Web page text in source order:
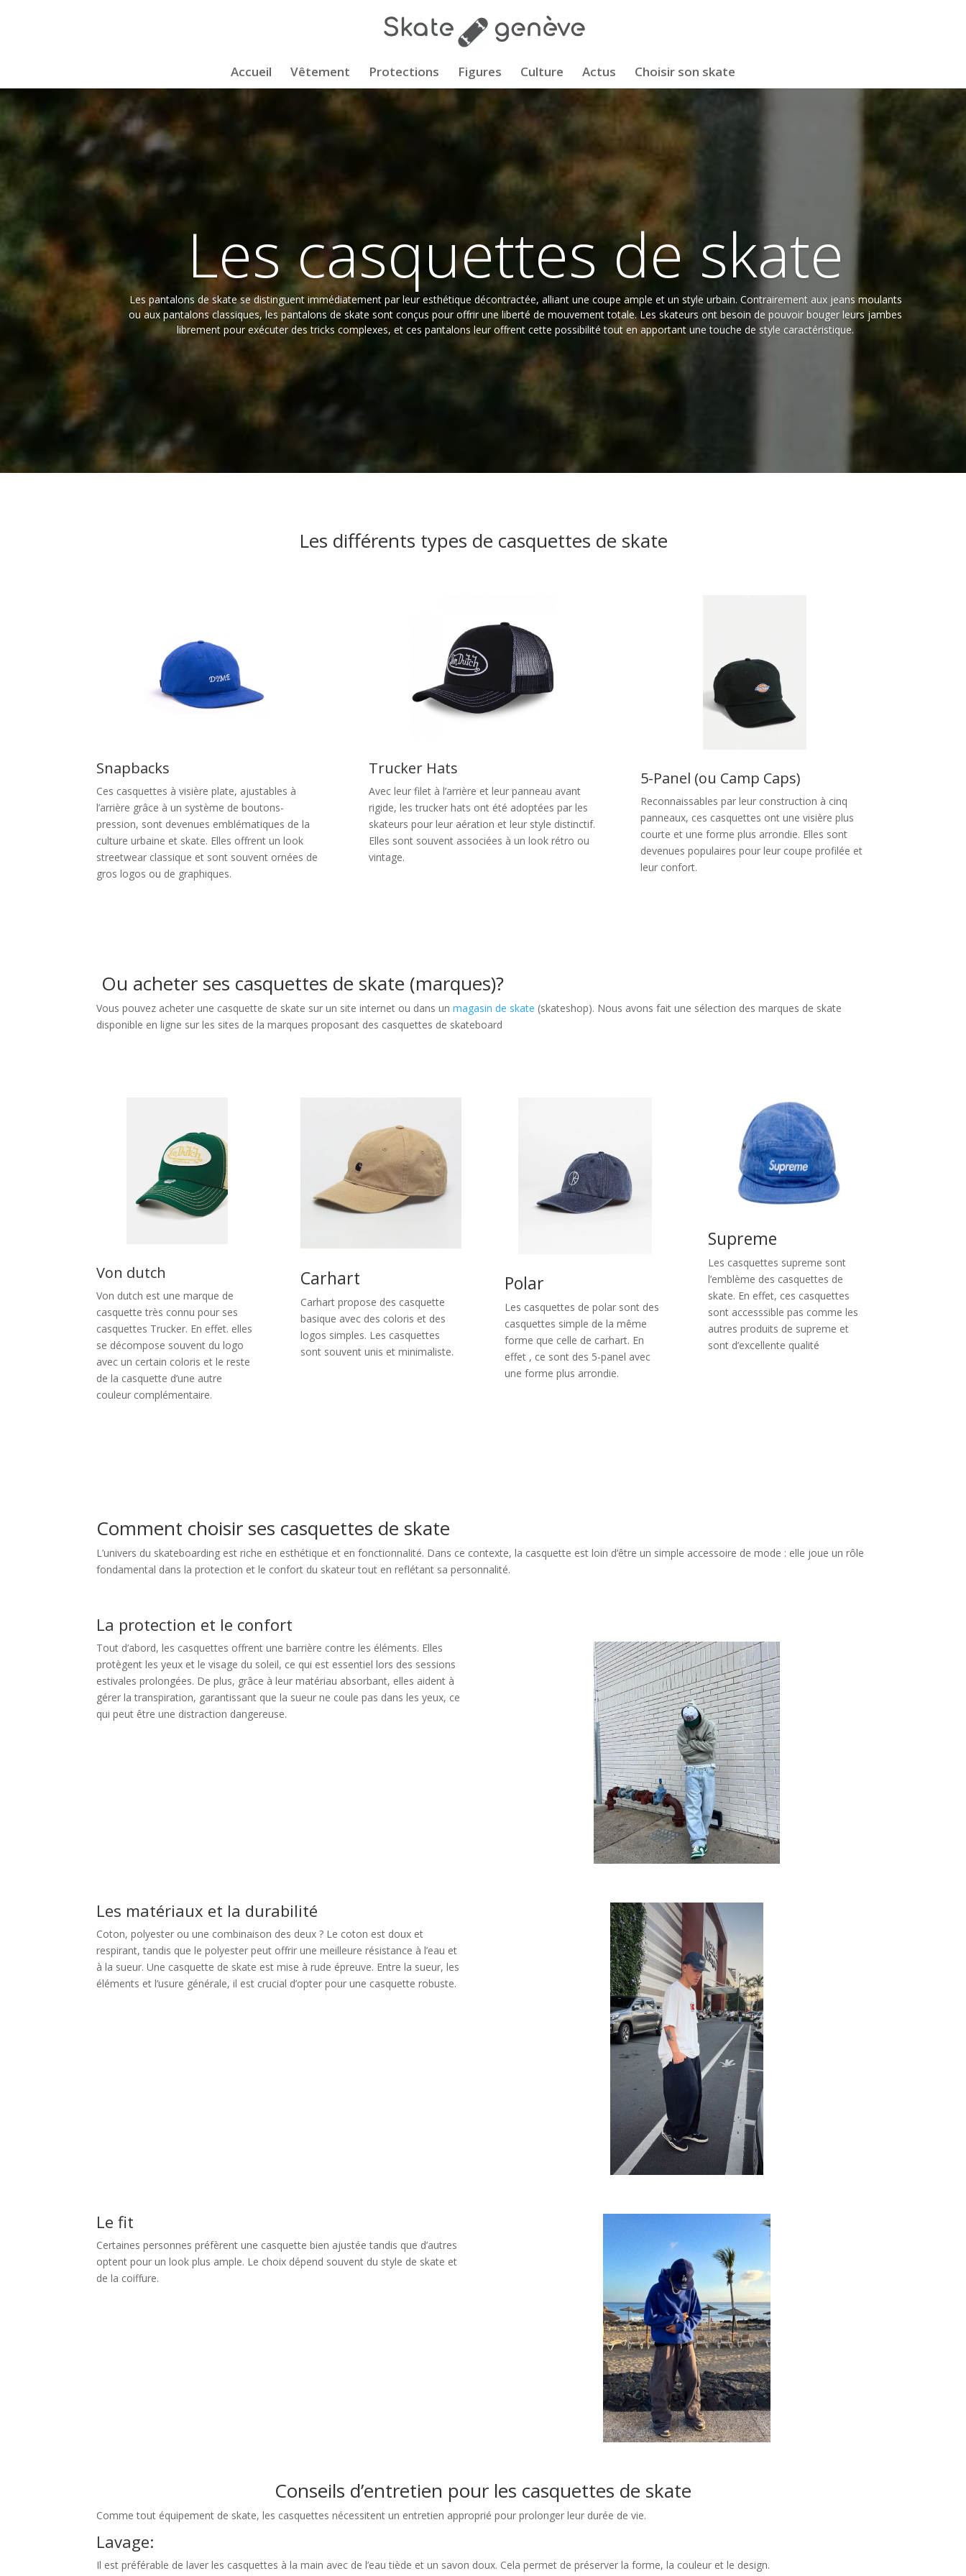
Accueil Vêtement Protections Figures Culture Actus Choisir son skate
Les casquettes de skate
Les pantalons de skate se distinguent immédiatement par leur esthétique décontractée, alliant une coupe ample et un style urbain. Contrairement aux jeans moulants
ou aux pantalons classiques, les pantalons de skate sont conçus pour offrir une liberté de mouvement totale. Les skateurs ont besoin de pouvoir bouger leurs jambes
librement pour exécuter des tricks complexes, et ces pantalons leur offrent cette possibilité tout en apportant une touche de style caractéristique.
Les différents types de casquettes de skate
Snapbacks
Ces casquettes à visière plate, ajustables à
l’arrière grâce à un système de boutons-
pression, sont devenues emblématiques de la
culture urbaine et skate. Elles offrent un look
streetwear classique et sont souvent ornées de
gros logos ou de graphiques.
Trucker Hats
Avec leur filet à l’arrière et leur panneau avant
rigide, les trucker hats ont été adoptées par les
skateurs pour leur aération et leur style distinctif.
Elles sont souvent associées à un look rétro ou
vintage.
5-Panel (ou Camp Caps)
Reconnaissables par leur construction à cinq
panneaux, ces casquettes ont une visière plus
courte et une forme plus arrondie. Elles sont
devenues populaires pour leur coupe profilée et
leur confort.
Ou acheter ses casquettes de skate (marques)?
Vous pouvez acheter une casquette de skate sur un site internet ou dans unmagasin de skate (skateshop). Nous avons fait une sélection des marques de skate
disponible en ligne sur les sites de la marques proposant des casquettes de skateboard
Von dutch
Von dutch est une marque de
casquette très connu pour ses
casquettes Trucker. En effet. elles
se décompose souvent du logo
avec un certain coloris et le reste
de la casquette d’une autre
couleur complémentaire.
Carhart
Carhart propose des casquette
basique avec des coloris et des
logos simples. Les casquettes
sont souvent unis et minimaliste.
Polar
Les casquettes de polar sont des
casquettes simple de la même
forme que celle de carhart. En
effet , ce sont des 5-panel avec
une forme plus arrondie.
Supreme
Les casquettes supreme sont
l’emblème des casquettes de
skate. En effet, ces casquettes
sont accesssible pas comme les
autres produits de supreme et
sont d’excellente qualité
Comment choisir ses casquettes de skate
L’univers du skateboarding est riche en esthétique et en fonctionnalité. Dans ce contexte, la casquette est loin d’être un simple accessoire de mode : elle joue un rôle
fondamental dans la protection et le confort du skateur tout en reflétant sa personnalité.
La protection et le confort
Tout d’abord, les casquettes offrent une barrière contre les éléments. Elles
protègent les yeux et le visage du soleil, ce qui est essentiel lors des sessions
estivales prolongées. De plus, grâce à leur matériau absorbant, elles aident à
gérer la transpiration, garantissant que la sueur ne coule pas dans les yeux, ce
qui peut être une distraction dangereuse.
Les matériaux et la durabilité
Coton, polyester ou une combinaison des deux ? Le coton est doux et
respirant, tandis que le polyester peut offrir une meilleure résistance à l’eau et
à la sueur. Une casquette de skate est mise à rude épreuve. Entre la sueur, les
éléments et l’usure générale, il est crucial d’opter pour une casquette robuste.
Le fit
Certaines personnes préfèrent une casquette bien ajustée tandis que d’autres
optent pour un look plus ample. Le choix dépend souvent du style de skate et
de la coiffure.
Conseils d’entretien pour les casquettes de skate
Comme tout équipement de skate, les casquettes nécessitent un entretien approprié pour prolonger leur durée de vie.
Lavage:
Il est préférable de laver les casquettes à la main avec de l’eau tiède et un savon doux. Cela permet de préserver la forme, la couleur et le design.